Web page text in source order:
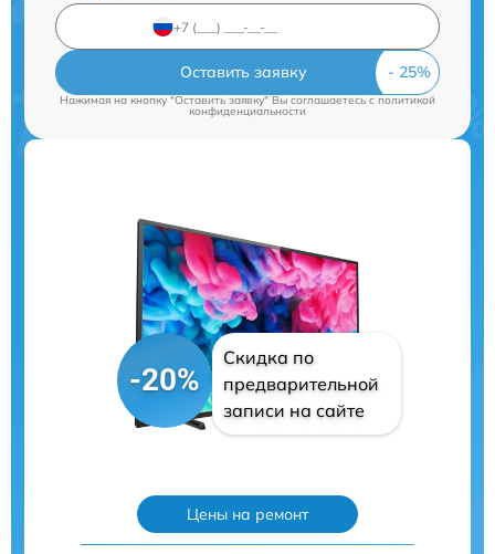
Оставить заявку
Нажимая на кнопку "Оставить заявку" Вы соглашаетесь c политикой
конфиденциальности
-20%
Скидка по
предварительной
записи на сайте
Цены на ремонт